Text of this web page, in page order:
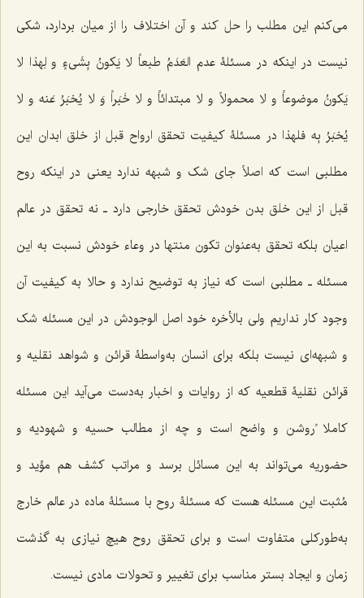
مى‌کنم این مطلب را حل کند و آن اختلاف را از میان بردارد، شکى
نیست در اینکه در مسئلۀ عدم العَدَمُ طبعاً لا یَکونُ بِشَی‌ءٍ و لِهذا لا
یَکونُ موضوعاً و لا محمولاً و لا مبتدائاً و لا خَبَراً وَ لا یُخبَرُ عَنه و لا
یُخبَرُ بِه فلهذا در مسئلۀ کیفیت تحقق ارواح قبل از خلق ابدان این
مطلبى است که اصلاً جاى شک و شبهه ندارد یعنى در اینکه روح
قبل از این خلق بدن خودش تحقق خارجى دارد ـ نه تحقق در عالم
اعیان بلکه تحقق به‌عنوان تکون منتها در وعاء خودش نسبت به این
مسئله ـ مطلبی است که نیاز به توضیح ندارد و حالا به کیفیت آن
وجود کار نداریم ولى بالأخره خود اصل الوجودش در این مسئله شک
و شبهه‌اى نیست بلکه برای انسان به‌واسطۀ قرائن و شواهد نقلیه و
قرائن نقلیۀ قطعیه که از روایات و اخبار به‌دست می‌آید این مسئله
کاملا ًروشن و واضح است و چه از مطالب حسیه و شهودیه و
حضوریه مى‌تواند به این مسائل برسد و مراتب کشف هم مؤید و
مُثبت این مسئله هست که مسئلۀ روح با مسئلۀ ماده در عالم خارج
به‌طورکلی متفاوت است و براى تحقق روح هیچ نیازى به گذشت
زمان و ایجاد بستر مناسب براى تغییر و تحولات مادى نیست.